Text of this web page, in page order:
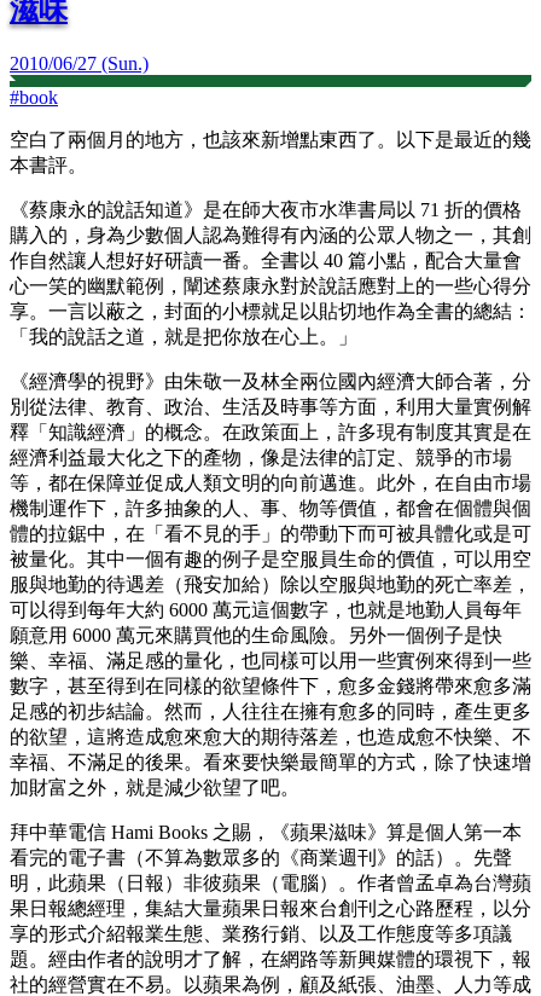
滋味
2010/06/27 (Sun.)
#book
空白了兩個月的地方，也該來新增點東西了。以下是最近的幾
本書評。
《蔡康永的說話知道》是在師大夜市水準書局以 71 折的價格
購入的，身為少數個人認為難得有內涵的公眾人物之一，其創
作自然讓人想好好研讀一番。全書以 40 篇小點，配合大量會
心一笑的幽默範例，闡述蔡康永對於說話應對上的一些心得分
享。一言以蔽之，封面的小標就足以貼切地作為全書的總結：
「我的說話之道，就是把你放在心上。」
《經濟學的視野》由朱敬一及林全兩位國內經濟大師合著，分
別從法律、教育、政治、生活及時事等方面，利用大量實例解
釋「知識經濟」的概念。在政策面上，許多現有制度其實是在
經濟利益最大化之下的產物，像是法律的訂定、競爭的市場
等，都在保障並促成人類文明的向前邁進。此外，在自由市場
機制運作下，許多抽象的人、事、物等價值，都會在個體與個
體的拉鋸中，在「看不見的手」的帶動下而可被具體化或是可
被量化。其中一個有趣的例子是空服員生命的價值，可以用空
服與地勤的待遇差（飛安加給）除以空服與地勤的死亡率差，
可以得到每年大約 6000 萬元這個數字，也就是地勤人員每年
願意用 6000 萬元來購買他的生命風險。另外一個例子是快
樂、幸福、滿足感的量化，也同樣可以用一些實例來得到一些
數字，甚至得到在同樣的欲望條件下，愈多金錢將帶來愈多滿
足感的初步結論。然而，人往往在擁有愈多的同時，產生更多
的欲望，這將造成愈來愈大的期待落差，也造成愈不快樂、不
幸福、不滿足的後果。看來要快樂最簡單的方式，除了快速增
加財富之外，就是減少欲望了吧。
拜中華電信 Hami Books 之賜，《蘋果滋味》算是個人第一本
看完的電子書（不算為數眾多的《商業週刊》的話）。先聲
明，此蘋果（日報）非彼蘋果（電腦）。作者曾孟卓為台灣蘋
果日報總經理，集結大量蘋果日報來台創刊之心路歷程，以分
享的形式介紹報業生態、業務行銷、以及工作態度等多項議
題。經由作者的說明才了解，在網路等新興媒體的環視下，報
社的經營實在不易。以蘋果為例，顧及紙張、油墨、人力等成